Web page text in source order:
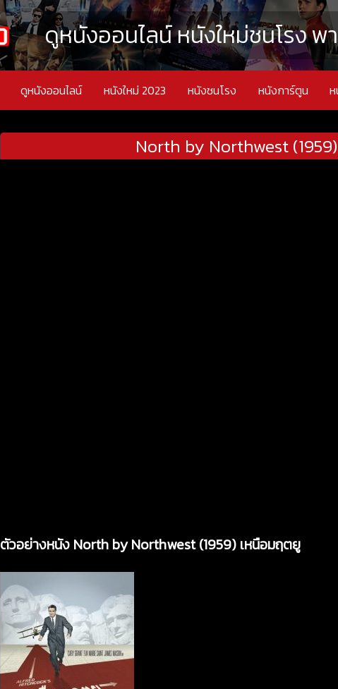
ดูหนังออนไลน์ หนังใหม่ชนโรง พ
ดูหนังออนไลน์ หนังใหม่ 2023 หนังชนโรง หนังการ์ตูน
North by Northwest
ตัวอย่างหนัง North by Northwest (1959) เหนือมฤตยู